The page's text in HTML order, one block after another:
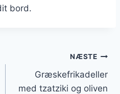
bord.
NÆSTE
Græskefrikadeller
med tzatziki og oliven